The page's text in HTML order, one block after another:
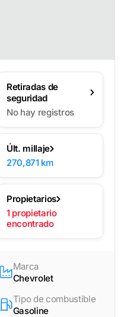
Retiradas de
seguridad
No hay registros
Últ. millaje
270,871 km
Propietarios
1 propietario
encontrado
Marca
Chevrolet
Tipo de combustible
Gasoline